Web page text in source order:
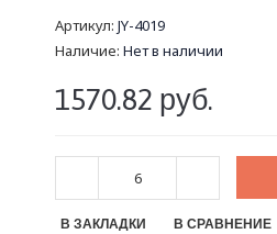
Артикул: JY-4019
Наличие: Нет в наличии
1570.82 руб.
В ЗАКЛАДКИ В СРАВНЕНИЕ